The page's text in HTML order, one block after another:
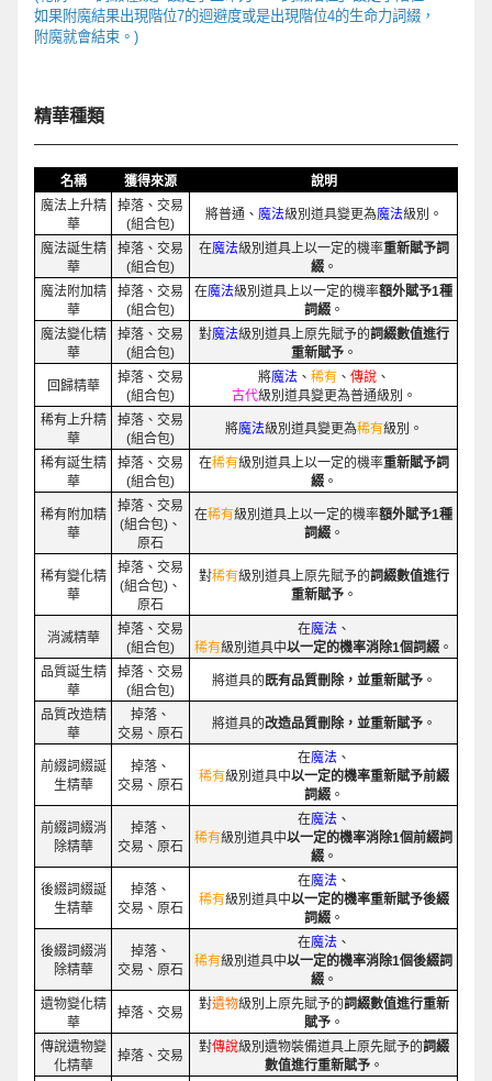
如果附魔結果出現階位7的迴避度或是出現階位4的生命力詞綴，
附魔就會結束。 )
精華種類
名稱 獲得來源
說明
魔法上升精
華
掉落、交易
(組合包)
將普通、 魔法級別道具變更為魔法級別。
魔法誕生精
華
掉落、交易
(組合包)
在魔法級別道具上以一定的機率重新賦予詞
綴。
魔法附加精
華
掉落、交易
(組合包)
在魔法級別道具上以一定的機率額外賦予1種
詞綴。
魔法變化精
華
掉落、交易
(組合包)
對魔法級別道具上原先賦予的詞綴數值進行
重新賦予。
回歸精華
掉落、交易
(組合包)
將魔法、 稀有、 傳說、
古代級別道具變更為普通級別。
稀有上升精
華
掉落、交易
(組合包)
將魔法級別道具變更為稀有級別。
稀有誕生精
華
掉落、交易
(組合包)
在稀有級別道具上以一定的機率重新賦予詞
綴。
稀有附加精
華
掉落、交易
(組合包)、
原石
在稀有級別道具上以一定的機率額外賦予1種
詞綴。
稀有變化精
華
掉落、交易
(組合包)、
原石
對稀有級別道具上原先賦予的詞綴數值進行
重新賦予。
消滅精華
掉落、交易
(組合包)
在魔法、
稀有級別道具中以一定的機率消除1個詞綴 。
品質誕生精
華
掉落、交易
(組合包)
將道具的既有品質刪除，並重新賦予。
品質改造精
華
掉落、
交易、原石
將道具的改造品質刪除，並重新賦予。
前綴詞綴誕
生精華
掉落、
交易、原石
在魔法、
稀有級別道具中以一定的機率重新賦予前綴
詞綴。
前綴詞綴消
除精華
掉落、
交易、原石
在魔法、
稀有級別道具中以一定的機率消除1個前綴詞
綴。
後綴詞綴誕
生精華
掉落、
交易、原石
在魔法、
稀有級別道具中以一定的機率重新賦予後綴
詞綴。
後綴詞綴消
除精華
掉落、
交易、原石
在魔法、
稀有級別道具中以一定的機率消除1個後綴詞
綴。
遺物變化精
華
掉落、交易
對遺物級別上原先賦予的詞綴數值進行重新
賦予。
傳說遺物變
化精華
掉落、交易
對傳說級別遺物裝備道具上原先賦予的詞綴
數值進行重新賦予。